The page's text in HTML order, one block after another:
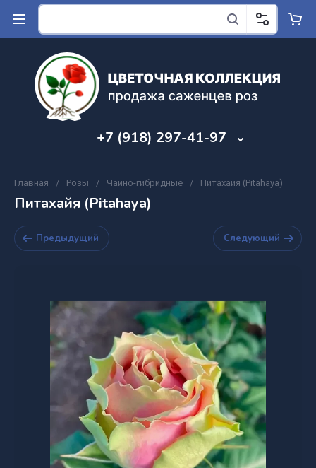
+7 (918) 297-41-97
Главная / Розы / Чайно-гибридные / Питахайя (Pitahaya)
Питахайя (Pitahaya)
Предыдущий Следующий